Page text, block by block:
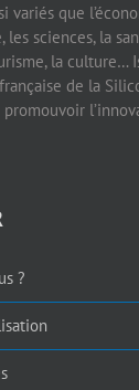
variés que
les sciences, la
la culture…
de la
?